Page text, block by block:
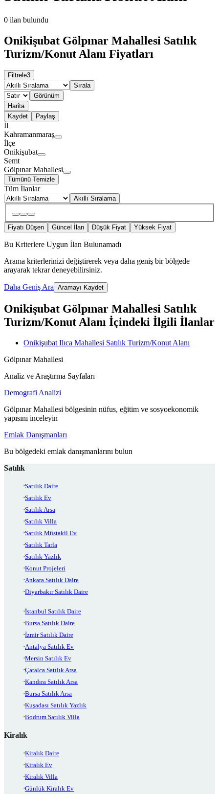
0 ilan bulundu
Onikişubat Gölpınar Mahallesi Satılık
Turizm/Konut Alanı Fiyatları
Filtrele3
Sırala
Görünüm
Harita
Kaydet
Paylaş
İl
Kahramanmaraş
İlçe
Onikişubat
Semt
Gölpınar Mahallesi
Tümünü Temizle
Tüm İlanlar
Akıllı Sıralama
Fiyatı Düşen Güncel İlan Düşük Fiyat Yüksek Fiyat
Bu Kriterlere Uygun İlan Bulunamadı
Arama kriterlerinizi değiştirerek veya daha geniş bir bölgede
arayarak tekrar deneyebilirsiniz.
Daha Geniş Ara Aramayı Kaydet
Onikişubat Gölpınar Mahallesi Satılık
Turizm/Konut Alanı İçindeki İlgili İlanlar
Onikişubat Ilıca Mahallesi Satılık Turizm/Konut Alanı
Gölpınar Mahallesi
Analiz ve Araştırma Sayfaları
Demografi Analizi
Gölpınar Mahallesi bölgesinin nüfus, eğitim ve sosyoekonomik
yapısını inceleyin
Emlak Danışmanları
Bu bölgedeki emlak danışmanlarını bulun
Satılık
Satılık Daire
Satılık Ev
Satılık Arsa
Satılık Villa
Satılık Müstakil Ev
Satılık Tarla
Satılık Yazlık
Konut Projeleri
Ankara Satılık Daire
Diyarbakır Satılık Daire
İstanbul Satılık Daire
Bursa Satılık Daire
İzmir Satılık Daire
Antalya Satılık Ev
Mersin Satılık Ev
Çatalca Satılık Arsa
Kandıra Satılık Arsa
Bursa Satılık Arsa
Kuşadası Satılık Yazlık
Bodrum Satılık Villa
Kiralık
Kiralık Daire
Kiralık Ev
Kiralık Villa
Günlük Kiralık Ev